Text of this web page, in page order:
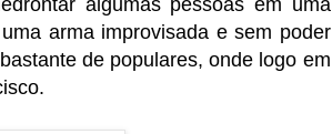
algumas pessoas em uma
arma improvisada e sem poder
de populares, onde logo em